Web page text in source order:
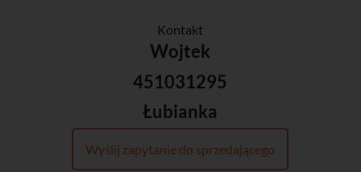
Kontakt
Wojtek
451031295
Łubianka
Wyślij zapytanie do sprzedającego